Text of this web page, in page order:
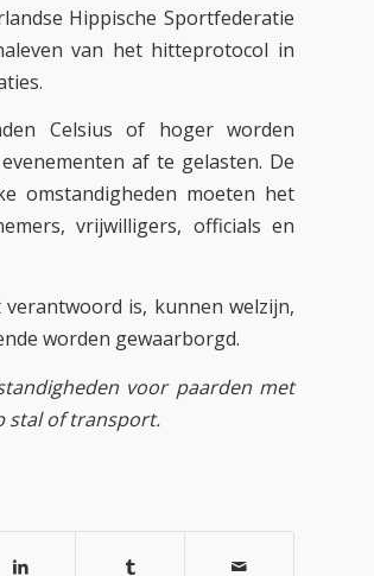
Hippische Sportfederatie
van het hitteprotocol in
Celsius of hoger worden
af te gelasten. De
omstandigheden moeten het
vrijwilligers, officials en
is, kunnen welzijn,
worden gewaarborgd.
voor paarden met
stal of transport.